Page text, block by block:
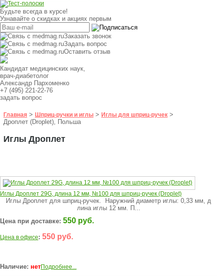
Будьте всегда в курсе!
Узнавайте о скидках и акциях первым
Заказать звонок
Задать вопрос
Оставить отзыв
Кандидат медицинских наук,
врач-диабетолог
Александр Пархоменко
+7 (495) 221-22-76
задать вопрос
Главная > Шприц-ручки и иглы > Иглы для шприц-ручек >
Дроплет (Droplet), Польша
Иглы Дроплет
Иглы Дроплет 29G, длина 12 мм, №100 для шприц-ручек (Droplet)
Иглы Дроплет для шприц-ручек. Наружний диаметр иглы: 0,33 мм, д
лина иглы 12 мм. П...
Цена при доставке: 550 руб.
Цена в офисе: 550 руб.
Наличие: нетПодробнее...